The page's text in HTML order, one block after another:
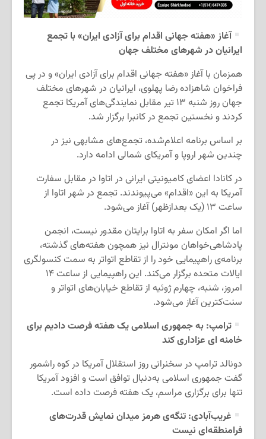
آغاز «هفته جهانی اقدام برای آزادی ایران» با تجمع
ایرانیان در شهرهای مختلف جهان
همزمان با آغاز «هفته جهانی اقدام برای آزادی ایران» و در پی
فراخوان شاهزاده رضا پهلوی، ایرانیان در شهرهای مختلف
جهان روز شنبه ۱۳ تیر مقابل نمایندگی‌های آمریکا تجمع
کردند و نخستین تجمع در کانبرا برگزار شد.
بر اساس برنامه اعلام‌شده، تجمع‌های مشابهی نیز در
چندین شهر اروپا و آمریکای شمالی ادامه دارد.
در کانادا اعضای کامیونیتی ایرانی در اتاوا در مقابل سفارت
آمریکا به این «اقدام» می‌پیوندند. تجمع در شهر اتاوا از
ساعت ۱۳ (یک بعدازظهر) آغاز می‌شود.
اما اگر امکان سفر به اتاوا برایتان مقدور نیست، انجمن
پادشاهی‌خواهان مونترال نیز همچون هفته‌های گذشته،
برنامه‌ی راهپیمایی خود را از تقاطع اتواتر به سمت کنسولگری
ایالات متحده برگزار می‌کند. این راهپیمایی از ساعت ۱۴
امروز، شنبه، چهارم ژوئیه از تقاطع خیابان‌های اتواتر و
سنت‌کترین آغاز می‌شود.
ترامپ: به جمهوری اسلامی یک هفته فرصت دادیم برای
خامنه ای عزاداری کند
دونالد ترامپ در سخنرانی روز استقلال آمریکا در کوه راشمور
گفت جمهوری اسلامی به‌دنبال توافق است و افزود آمریکا
تنها برای برگزاری مراسم، یک هفته فرصت داده است.
غریب‌آبادی: تنگه‌ی هرمز میدان نمایش قدرت‌های
فرامنطقه‌ای نیست